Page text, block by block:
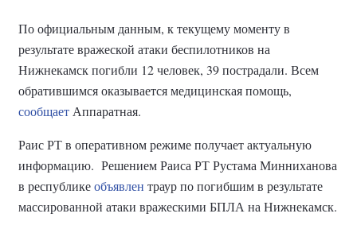
По официальным данным, к текущему моменту в
результате вражеской атаки беспилотников на
Нижнекамск погибли 12 человек, 39 пострадали. Всем
обратившимся оказывается медицинская помощь,
сообщает Аппаратная.
Раис РТ в оперативном режиме получает актуальную
информацию. Решением Раиса РТ Рустама Минниханова
в республикеобъявлен траур по погибшим в результате
массированной атаки вражескими БПЛА на Нижнекамск.